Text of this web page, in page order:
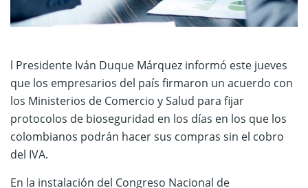
l Presidente Iván Duque Márquez informó este jueves
que los empresarios del país firmaron un acuerdo con
los Ministerios de Comercio y Salud para fijar
protocolos de bioseguridad en los días en los que los
colombianos podrán hacer sus compras sin el cobro
del IVA.
En la instalación del Congreso Nacional de